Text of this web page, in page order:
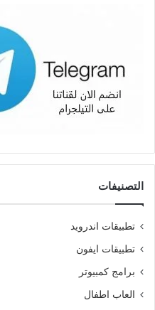
التصنيفات
تطبيقات اندرويد
تطبيقات ايفون
برامج كمبيوتر
العاب اطفال